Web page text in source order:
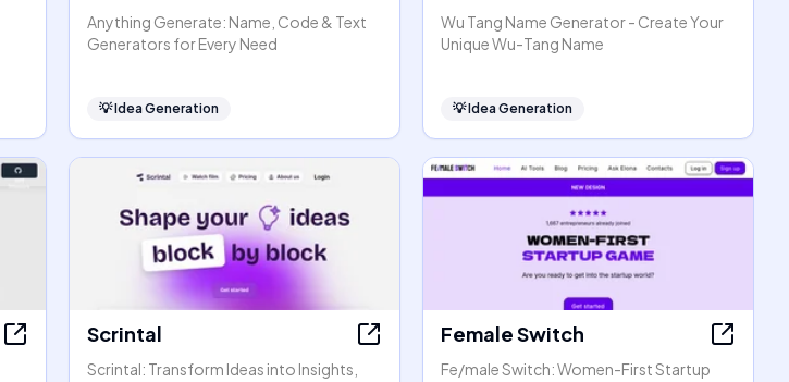
Anything Generate: Name, Code & Text
Generators for Every Need
💡Idea Generation
Wu Tang Name Generator - Create Your
Unique Wu-Tang Name
💡Idea Generation
Scrintal
Scrintal: Transform Ideas into Insights,
Female Switch
Fe/male Switch: Women-First Startup